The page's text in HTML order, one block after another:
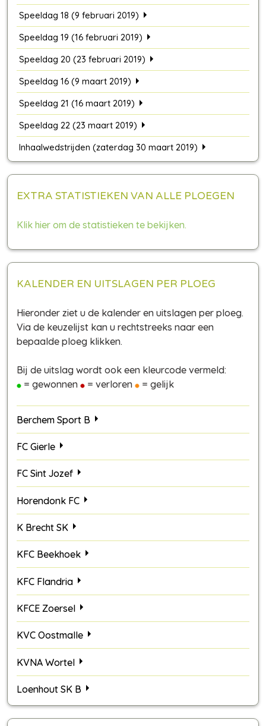
Speeldag 18 (9 februari 2019)
Speeldag 19 (16 februari 2019)
Speeldag 20 (23 februari 2019)
Speeldag 16 (9 maart 2019)
Speeldag 21 (16 maart 2019)
Speeldag 22 (23 maart 2019)
Inhaalwedstrijden (zaterdag 30 maart 2019)
EXTRA STATISTIEKEN VAN ALLE PLOEGEN
Klik hier om de statistieken te bekijken.
KALENDER EN UITSLAGEN PER PLOEG
Hieronder ziet u de kalender en uitslagen per ploeg.
Via de keuzelijst kan u rechtstreeks naar een
bepaalde ploeg klikken.
Bij de uitslag wordt ook een kleurcode vermeld:
= gewonnen
= verloren = gelijk
Berchem Sport B
FC Gierle
FC Sint Jozef
Horendonk FC
K Brecht SK
KFC Beekhoek
KFC Flandria
KFCE Zoersel
KVC Oostmalle
KVNA Wortel
Loenhout SK B